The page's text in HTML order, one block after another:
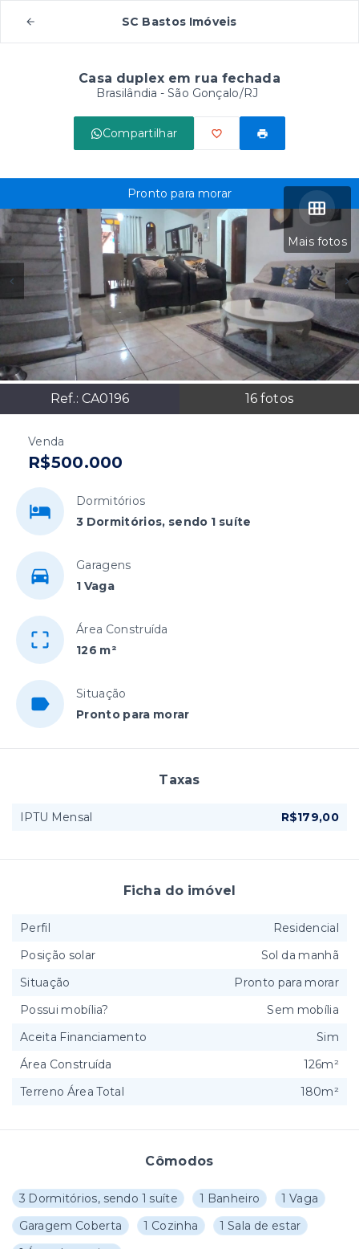
SC Bastos Imóveis
Casa duplex em rua fechada
Brasilândia - São Gonçalo/RJ
Compartilhar
Mais fotos
Ref.: CA0196 16 fotos
Pronto para morar
Venda
R$500.000
Dormitórios
3 Dormitórios, sendo 1 suíte
Garagens
1 Vaga
Área Construída
126 m²
Situação
Pronto para morar
Cômodos
3 Dormitórios, sendo 1 suíte 1 Banheiro
1 Vaga
Garagem Coberta
1 Cozinha
1 Sala de estar
Taxas
IPTU Mensal R$179,00
Ficha do imóvel
Perfil
Residencial
Posição solar
Sol da manhã
Situação
Pronto para morar
Possui mobília?
Sem mobília
Aceita Financiamento
Sim
Área Construída
126m²
Terreno Área Total
180m²